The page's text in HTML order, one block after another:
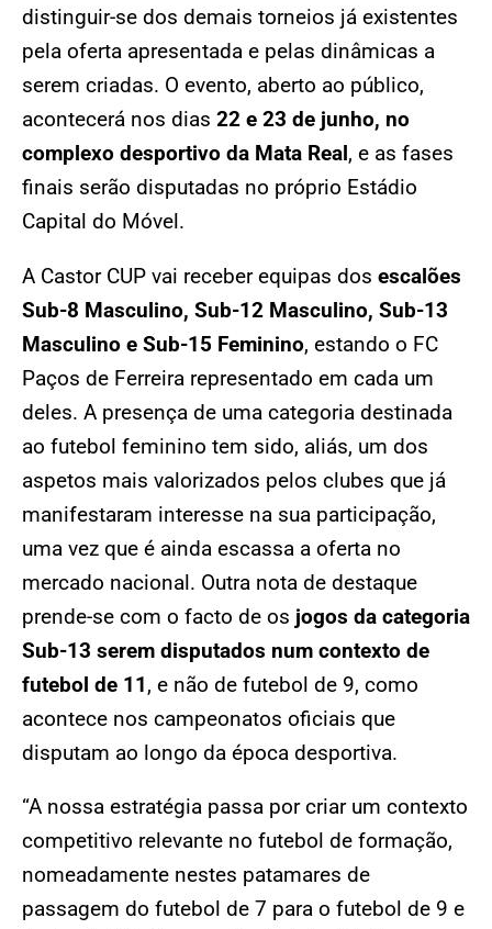
distinguir-se dos demais torneios já existentes
pela oferta apresentada e pelas dinâmicas a
serem criadas. O evento, aberto ao público,
acontecerá nos dias 22 e 23 de junho, no
complexo desportivo da Mata Real, e as fases
finais serão disputadas no próprio Estádio
Capital do Móvel.
A Castor CUP vai receber equipas dos escalões
Sub-8 Masculino, Sub-12 Masculino, Sub-13
Masculino e Sub-15 Feminino, estando o FC
Paços de Ferreira representado em cada um
deles. A presença de uma categoria destinada
ao futebol feminino tem sido, aliás, um dos
aspetos mais valorizados pelos clubes que já
manifestaram interesse na sua participação,
uma vez que é ainda escassa a oferta no
mercado nacional. Outra nota de destaque
prende-se com o facto de os jogos da categoria
Sub-13 serem disputados num contexto de
futebol de 11, e não de futebol de 9, como
acontece nos campeonatos oficiais que
disputam ao longo da época desportiva.
“A nossa estratégia passa por criar um contexto
competitivo relevante no futebol de formação,
nomeadamente nestes patamares de
passagem do futebol de 7 para o futebol de 9 e